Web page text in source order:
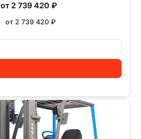
от 2 739 420 ₽
от 2 739 420 ₽